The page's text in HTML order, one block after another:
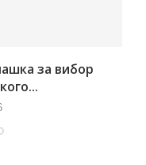
за вибор